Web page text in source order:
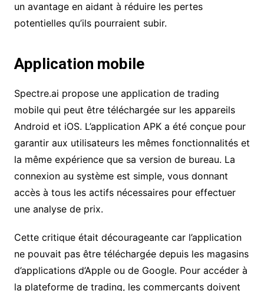
un avantage en aidant à réduire les pertes
potentielles qu’ils pourraient subir.
Application mobile
Spectre.ai propose une application de trading
mobile qui peut être téléchargée sur les appareils
Android et iOS. L’application APK a été conçue pour
garantir aux utilisateurs les mêmes fonctionnalités et
la même expérience que sa version de bureau. La
connexion au système est simple, vous donnant
accès à tous les actifs nécessaires pour effectuer
une analyse de prix.
Cette critique était décourageante car l’application
ne pouvait pas être téléchargée depuis les magasins
d’applications d’Apple ou de Google. Pour accéder à
la plateforme de trading, les commerçants doivent